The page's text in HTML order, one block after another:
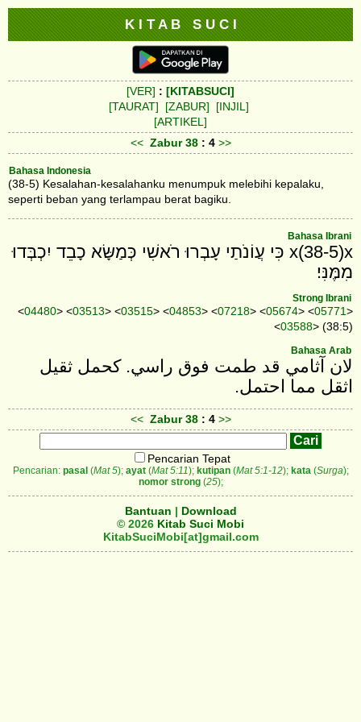
K I T A B S U C I
[VER] : [KITABSUCI]
[TAURAT]
[ZABUR]
[INJIL]
[ARTIKEL]
<< Zabur 38 : 4 >>
Bahasa Indonesia
(38-5) Kesalahan-kesalahanku menumpuk melebihi kepalaku,
seperti beban yang terlampau berat bagiku.
Bahasa Ibrani
x(38-5)x כִּי עֲוֹנֹתַי עָבְרוּ רֹאשִׁי כְּמַשָּׂא כָבֵד יִכְבְּדוּ
מִמֶּנִּי׃
Strong Ibrani
<04480> <03513> <03515> <04853> <07218> <05674> <05771>
<03588> (38:5)
Bahasa Arab
لان آثامي قد طمت فوق راسي. كحمل ثقيل
اثقل مما احتمل‎.
<< Zabur 38 : 4 >>
Pencarian Tepat
Pencarian: pasal(Mat 5); ayat(Mat 5:11); kutipan(Mat 5:1-12); kata (Surga);
nomor strong(25);
Bantuan | Download
© 2026 Kitab Suci Mobi
KitabSuciMobi[at]gmail.com